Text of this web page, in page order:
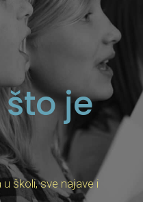
što je
školi, sve najave i